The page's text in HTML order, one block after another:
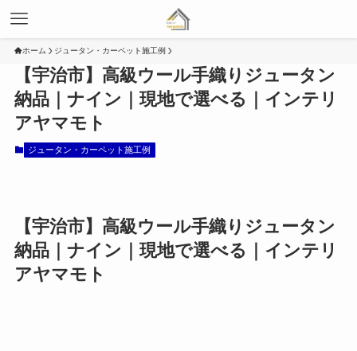
ホーム ジュータン・カーペット施工例
【宇治市】高級ウール手織りジュータン
納品｜ナイン｜現地で選べる｜インテリ
アヤマモト
ジュータン・カーペット施工例
【宇治市】高級ウール手織りジュータン
納品｜ナイン｜現地で選べる｜インテリ
アヤマモト